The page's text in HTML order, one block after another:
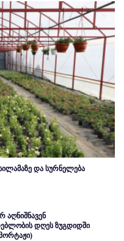
და სურნელება
აღნიშნავენ
დღეს ზუგდიდში